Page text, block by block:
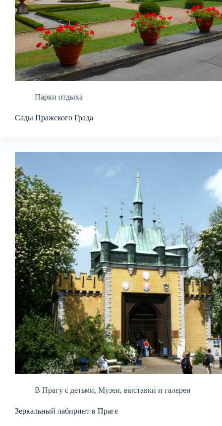
Парки отдыха
Сады Пражского Града
В Прагу с детьми, Музеи, выставки и галереи
Зеркальный лабиринт в Праге